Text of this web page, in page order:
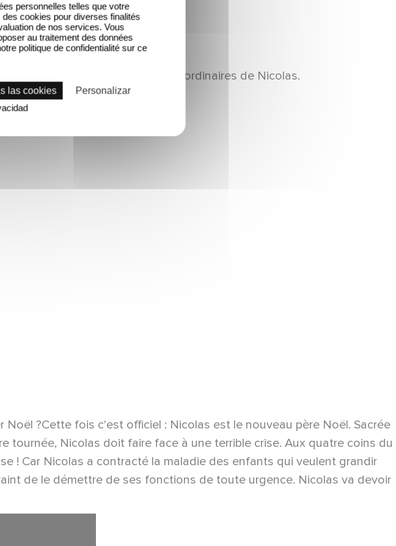
volet des aventures extraordinaires de Nicolas.
?Cette fois c'est officiel : Nicolas est le nouveau père Noël. Sacrée
tournée, Nicolas doit faire face à une terrible crise. Aux quatre coins du
! Car Nicolas a contracté la maladie des enfants qui veulent grandir
de le démettre de ses fonctions de toute urgence. Nicolas va devoir
personnelles telles que votre
cookies pour diverses finalités
de nos services. Vous
au traitement des données
politique de confidentialité sur ce
las cookies
Personalizar